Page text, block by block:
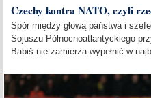
Czechy kontra NATO, czyli
Spór między głową państwa i
Sojuszu Północnoatlantyckiego
Babiš nie zamierza wypełnić w